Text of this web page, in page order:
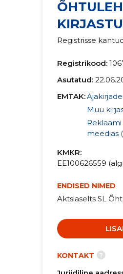
Registrisse
Registrikood:
Asutatud:
EMTAK:
Muu
meedias
KMKR:
EE100626559
ENDISED NIMED
Aktsiaselts SL
KONTAKT ?